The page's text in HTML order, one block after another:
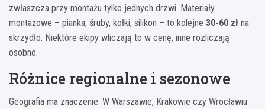
zwłaszcza przy montażu tylko jednych drzwi. Materiały
montażowe – pianka, śruby, kołki, silikon – to kolejne 30-60 zł na
skrzydło. Niektóre ekipy wliczają to w cenę, inne rozliczają
osobno.
Różnice regionalne i sezonowe
Geografia ma znaczenie. W Warszawie, Krakowie czy Wrocławiu